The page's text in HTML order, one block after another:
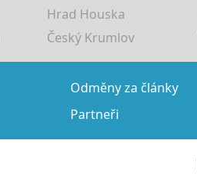
Hrad Houska
Český Krumlov
Odměny za články
Partneři